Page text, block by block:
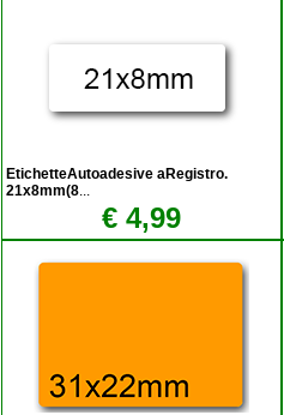
EtichetteAutoadesive aRegistro.
21x8mm(8...
€ 4,99